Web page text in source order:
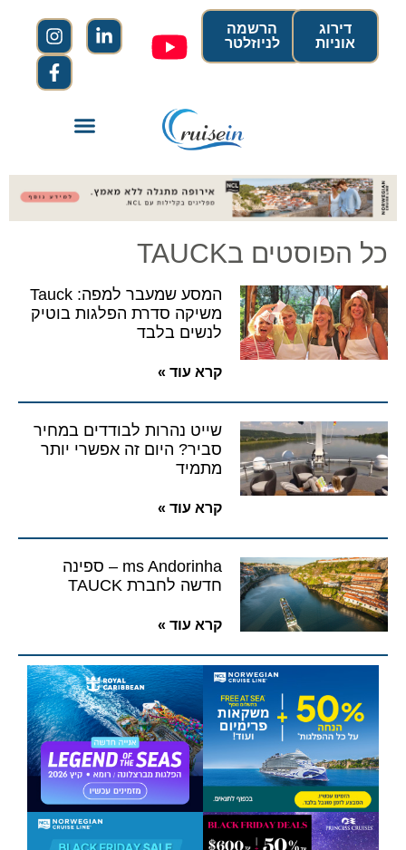
הרשמה
לניוזלטר
דירוג
אוניות
כל הפוסטים בTAUCK
המסע שמעבר למפה: Tauck
משיקה סדרת הפלגות בוטיק
לנשים בלבד
קרא עוד »
שייט נהרות לבודדים במחיר
סביר? היום זה אפשרי יותר
מתמיד
קרא עוד »
ms Andorinha – ספינה
חדשה לחברת TAUCK
קרא עוד »